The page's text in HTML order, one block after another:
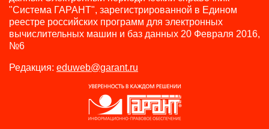
"Система ГАРАНТ", зарегистрированной в Едином
реестре российских программ для электронных
вычислительных машин и баз данных 20 Февраля 2016,
№6
Редакция: eduweb@garant.ru